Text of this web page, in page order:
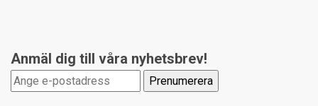
Anmäl dig till våra nyhetsbrev!